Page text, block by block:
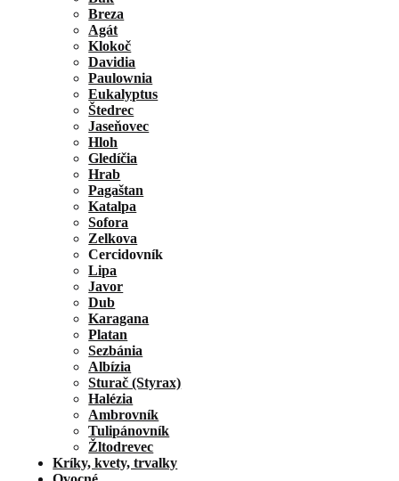
Breza
Agát
Klokoč
Davidia
Paulownia
Eukalyptus
Štedrec
Jaseňovec
Hloh
Gledíčia
Hrab
Pagaštan
Katalpa
Sofora
Zelkova
Cercidovník
Lipa
Javor
Dub
Karagana
Platan
Sezbánia
Albízia
Sturač (Styrax)
Halézia
Ambrovník
Tulipánovník
Žltodrevec
Kríky, kvety, trvalky